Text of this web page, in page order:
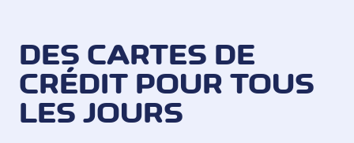
DES CARTES DE
CRÉDIT POUR TOUS
LES JOURS